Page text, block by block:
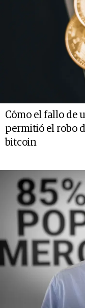
Cómo el fallo de
permitió el robo
bitcoin